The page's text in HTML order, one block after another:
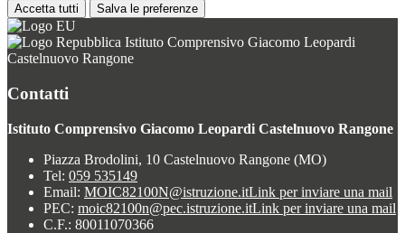
Accetta tutti Salva le preferenze
Istituto Comprensivo Giacomo Leopardi
Castelnuovo Rangone
Contatti
Istituto Comprensivo Giacomo Leopardi Castelnuovo Rangone
Piazza Brodolini, 10 Castelnuovo Rangone (MO)
Tel: 059 535149
Email: MOIC82100N@istruzione.itLink per inviare una mail
PEC: moic82100n@pec.istruzione.itLink per inviare una mail
C.F.: 80011070366